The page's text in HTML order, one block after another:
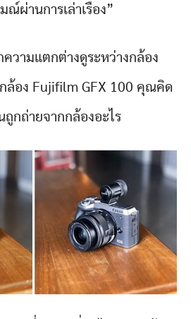
ณ์ผ่านการเล่าเรื่อง”
ความแตกต่างดูระหว่างกล้อง
ล้อง Fujifilm GFX 100 คุณคิด
ถูกถ่ายจากกล้องอะไร